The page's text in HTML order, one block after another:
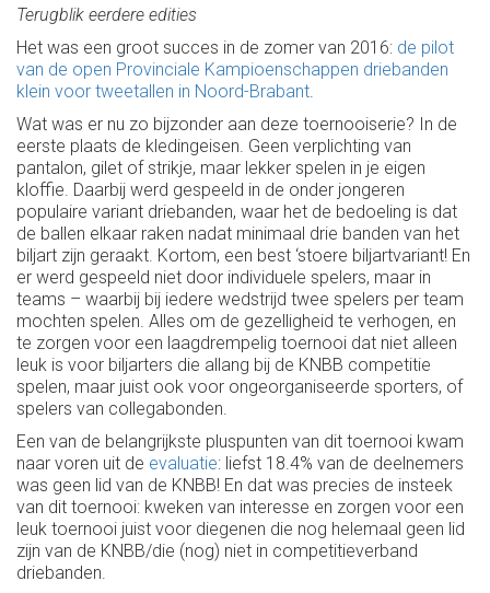
Terugblik eerdere edities
Het was een groot succes in de zomer van 2016: de pilot
van de open Provinciale Kampioenschappen driebanden
klein voor tweetallen in Noord-Brabant.
Wat was er nu zo bijzonder aan deze toernooiserie? In de
eerste plaats de kledingeisen. Geen verplichting van
pantalon, gilet of strikje, maar lekker spelen in je eigen
kloffie. Daarbij werd gespeeld in de onder jongeren
populaire variant driebanden, waar het de bedoeling is dat
de ballen elkaar raken nadat minimaal drie banden van het
biljart zijn geraakt. Kortom, een best ‘stoere biljartvariant! En
er werd gespeeld niet door individuele spelers, maar in
teams – waarbij bij iedere wedstrijd twee spelers per team
mochten spelen. Alles om de gezelligheid te verhogen, en
te zorgen voor een laagdrempelig toernooi dat niet alleen
leuk is voor biljarters die allang bij de KNBB competitie
spelen, maar juist ook voor ongeorganiseerde sporters, of
spelers van collegabonden.
Een van de belangrijkste pluspunten van dit toernooi kwam
naar voren uit de evaluatie: liefst 18.4% van de deelnemers
was geen lid van de KNBB! En dat was precies de insteek
van dit toernooi: kweken van interesse en zorgen voor een
leuk toernooi juist voor diegenen die nog helemaal geen lid
zijn van de KNBB/die (nog) niet in competitieverband
driebanden.